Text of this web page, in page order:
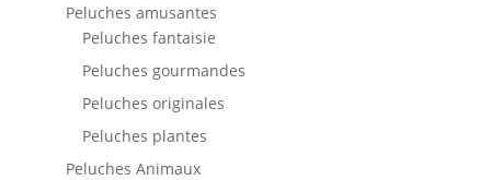
Peluches amusantes
Peluches fantaisie
Peluches gourmandes
Peluches originales
Peluches plantes
Peluches Animaux